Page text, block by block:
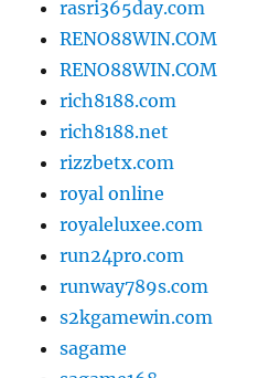
rasri365day.com
RENO88WIN.COM
RENO88WIN.COM
rich8188.com
rich8188.net
rizzbetx.com
royal online
royaleluxee.com
run24pro.com
runway789s.com
s2kgamewin.com
sagame